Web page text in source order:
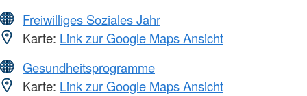
Freiwilliges Soziales Jahr
Karte: Link zur Google Maps Ansicht
Gesundheitsprogramme
Karte: Link zur Google Maps Ansicht